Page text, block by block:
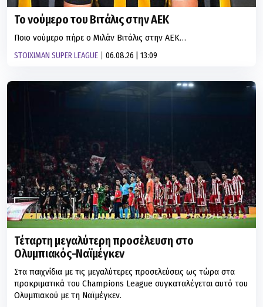
Το νούμερο του Βιτάλις στην ΑΕΚ
Ποιο νούμερο πήρε ο Μιλάν Βιτάλις στην ΑΕΚ…
STOIXIMAN SUPER LEAGUE 06.08.26 | 13:09
Τέταρτη μεγαλύτερη προσέλευση στο
Ολυμπιακός-Ναϊμέγκεν
Στα παιχνίδια με τις μεγαλύτερες προσελεύσεις ως τώρα στα
προκριματικά του Champions League συγκαταλέγεται αυτό του
Ολυμπιακού με τη Ναϊμέγκεν.